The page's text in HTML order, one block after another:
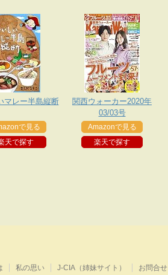
マレー半島縦断
で見る
天で探す
関西ウォーカー2020年
03/03号
Amazonで見る
楽天で探す
私の思い J-CIA（姉妹サイト） お問合せ